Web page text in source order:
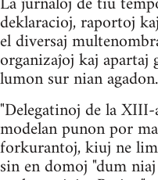
deklaracioj, ra­portoj
el diversaj
organizaĵoj kaj apartaj
lumon sur nian agadon.
"Delegatinoj de la
modelan punon por
forkurantoj, kiuj ne
sin en domoj "dum